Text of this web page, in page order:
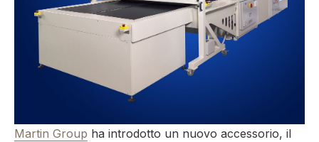
Martin Group ha introdotto un nuovo accessorio, il